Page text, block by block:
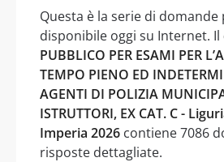
Questa è la serie di
disponibile oggi su Internet. Il
PUBBLICO PER ESAMI PER
TEMPO PIENO ED
AGENTI DI POLIZIA
ISTRUTTORI, EX CAT. C -
Imperia 2026 contiene 7086
risposte dettagliate.